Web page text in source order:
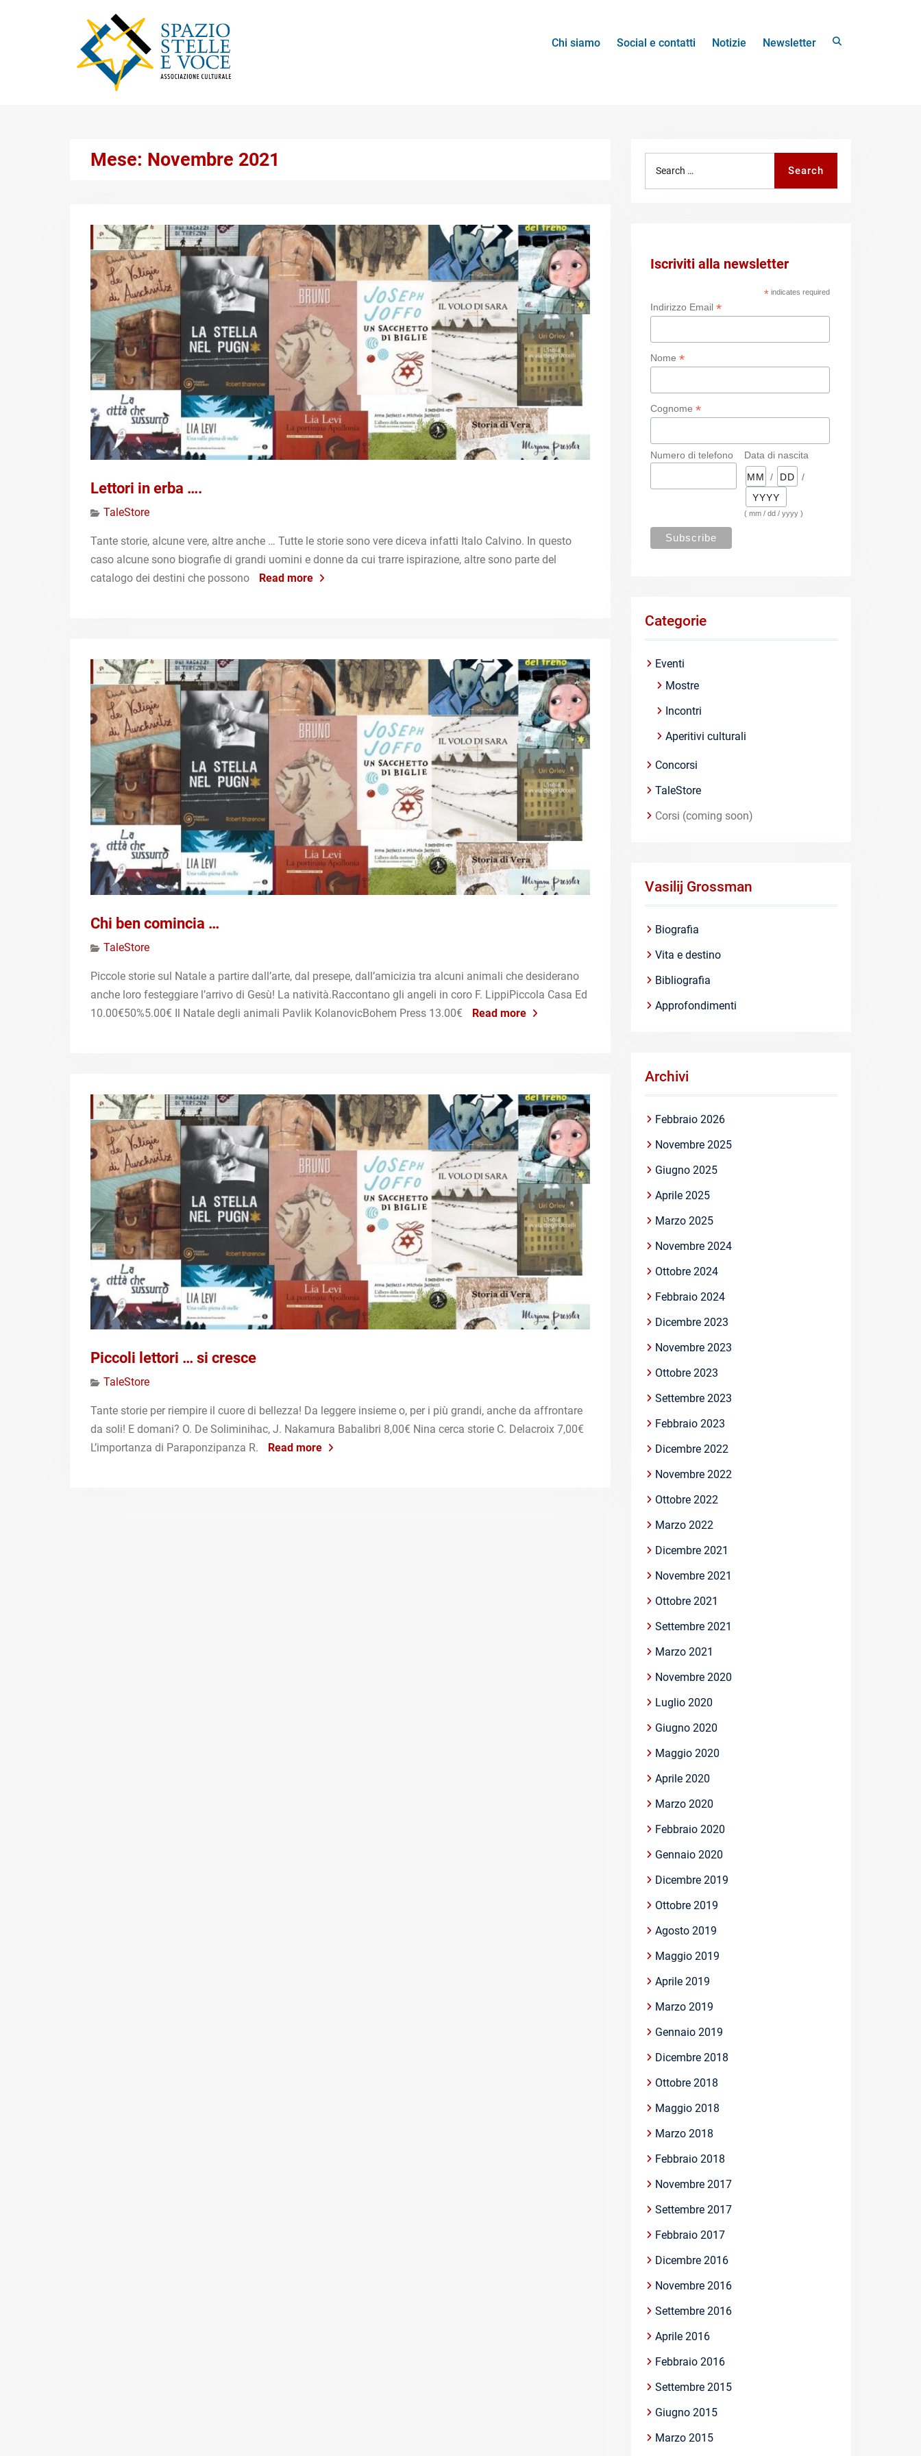
Chi siamo Social e contatti Notizie Newsletter
Mese: Novembre 2021
Lettori in erba ….
TaleStore
Tante storie, alcune vere, altre anche … Tutte le storie sono vere diceva infatti Italo Calvino. In questo
caso alcune sono biografie di grandi uomini e donne da cui trarre ispirazione, altre sono parte del
catalogo dei destini che possono
Read more
Chi ben comincia …
TaleStore
Piccole storie sul Natale a partire dall’arte, dal presepe, dall’amicizia tra alcuni animali che desiderano
anche loro festeggiare l’arrivo di Gesù! La natività.Raccontano gli angeli in coro F. LippiPiccola Casa Ed
10.00€50%5.00€ Il Natale degli animali Pavlik KolanovicBohem Press 13.00€
Read more
Piccoli lettori … si cresce
TaleStore
Tante storie per riempire il cuore di bellezza! Da leggere insieme o, per i più grandi, anche da affrontare
da soli! E domani? O. De Soliminihac, J. Nakamura Babalibri 8,00€ Nina cerca storie C. Delacroix 7,00€
L’importanza di Paraponzipanza R.
Read more
Search
Iscriviti alla newsletter
* indicates required
Indirizzo Email*
Nome*
Cognome*
Numero di telefono
Data di nascita
/
/
( mm / dd / yyyy )
Categorie
Eventi
Mostre
Incontri
Aperitivi culturali
Concorsi
TaleStore
Corsi (coming soon)
Vasilij Grossman
Biografia
Vita e destino
Bibliografia
Approfondimenti
Archivi
Febbraio 2026
Novembre 2025
Giugno 2025
Aprile 2025
Marzo 2025
Novembre 2024
Ottobre 2024
Febbraio 2024
Dicembre 2023
Novembre 2023
Ottobre 2023
Settembre 2023
Febbraio 2023
Dicembre 2022
Novembre 2022
Ottobre 2022
Marzo 2022
Dicembre 2021
Novembre 2021
Ottobre 2021
Settembre 2021
Marzo 2021
Novembre 2020
Luglio 2020
Giugno 2020
Maggio 2020
Aprile 2020
Marzo 2020
Febbraio 2020
Gennaio 2020
Dicembre 2019
Ottobre 2019
Agosto 2019
Maggio 2019
Aprile 2019
Marzo 2019
Gennaio 2019
Dicembre 2018
Ottobre 2018
Maggio 2018
Marzo 2018
Febbraio 2018
Novembre 2017
Settembre 2017
Febbraio 2017
Dicembre 2016
Novembre 2016
Settembre 2016
Aprile 2016
Febbraio 2016
Settembre 2015
Giugno 2015
Marzo 2015